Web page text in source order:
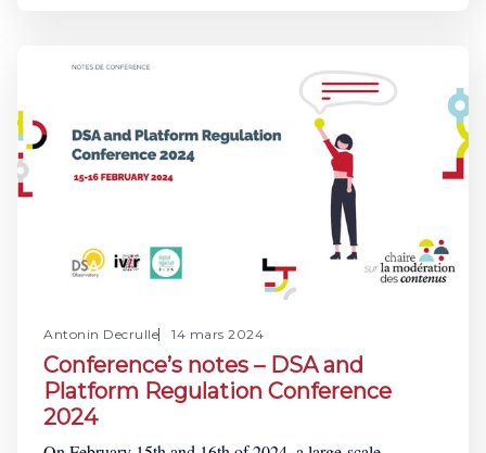
Laureline Lemoine, a senior associate working at the
intersection of technology and data rights
Antonin Decrulle 14 mars 2024
Conference’s notes – DSA and
Platform Regulation Conference
2024